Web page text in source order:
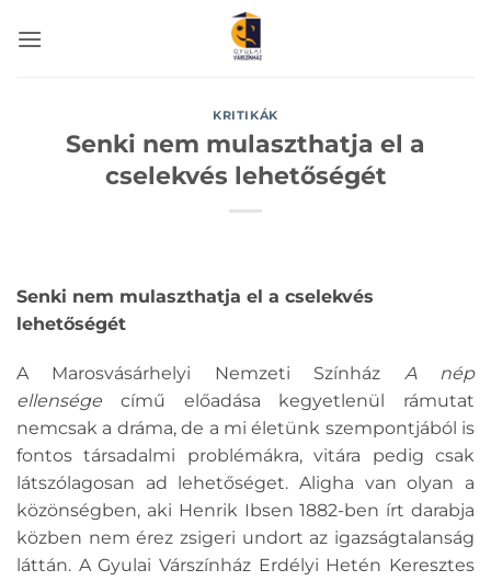
KRITIKÁK
Senki nem mulaszthatja el a
cselekvés lehetőségét
Senki nem mulaszthatja el a cselekvés
lehetőségét
A Marosvásárhelyi Nemzeti Színház A nép
ellensége című előadása kegyetlenül rámutat
nemcsak a dráma, de a mi életünk szempontjából is
fontos társadalmi problémákra, vitára pedig csak
látszólagosan ad lehetőséget. Aligha van olyan a
közönségben, aki Henrik Ibsen 1882-ben írt darabja
közben nem érez zsigeri undort az igazságtalanság
láttán. A Gyulai Várszínház Erdélyi Hetén Keresztes